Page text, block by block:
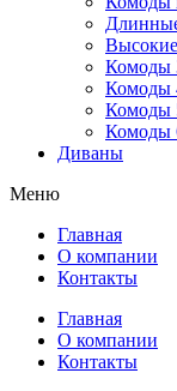
Комоды
Комоды
Комоды
Комоды
Диваны
Меню
Главная
О компании
Контакты
Главная
О компании
Контакты